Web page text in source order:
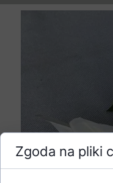
Zgoda na pliki